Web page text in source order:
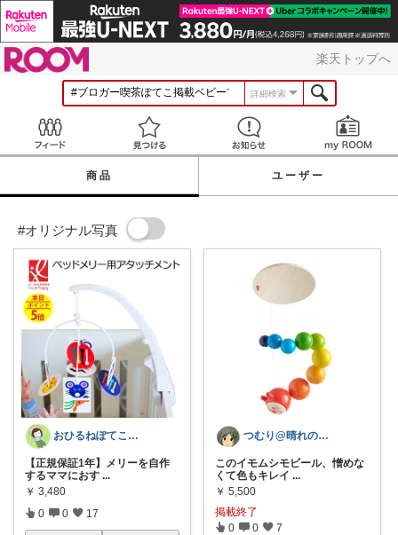
楽天トップへ
詳細検索
見つける お知らせ
商品 ユーザー
#オリジナル写真
おひるねぽてこ@potekohouse
【正規保証1年】メリーを自作
するママにおす ...
￥ 3,480
0 0 17
つむり@晴れの国、賃貸暮らしの転勤族
このイモムシモビール、憎めな
くて色もキレイ ...
￥ 5,500
掲載終了
0 0 7